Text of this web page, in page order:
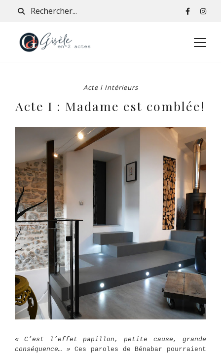
Acte I Intérieurs
Acte I : Madame est comblée!
« C’est l’effet papillon, petite cause, grande
conséquence… » Ces paroles de Bénabar pourraient